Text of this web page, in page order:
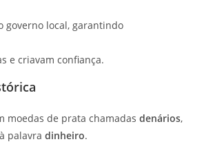
governo local, garantindo
e criavam confiança.
moedas de prata chamadasdenários,
palavradinheiro.